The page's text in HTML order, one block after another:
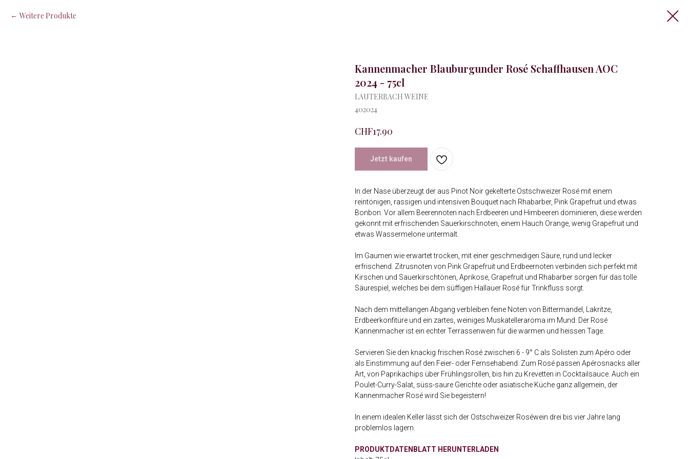
Weitere Produkte
Kannenmacher Blauburgunder Rosé Schaffhausen AOC
2024 - 75cl
LAUTERBACH WEINE
402024
CHF17.90
Jetzt kaufen
In der Nase überzeugt der aus Pinot Noir gekelterte Ostschweizer Rosé mit einem
reintönigen, rassigen und intensiven Bouquet nach Rhabarber, Pink Grapefruit und etwas
Bonbon. Vor allem Beerennoten nach Erdbeeren und Himbeeren dominieren, diese werden
gekonnt mit erfrischenden Sauerkirschnoten, einem Hauch Orange, wenig Grapefruit und
etwas Wassermelone untermalt.
Im Gaumen wie erwartet trocken, mit einer geschmeidigen Säure, rund und lecker
erfrischend. Zitrusnoten von Pink Grapefruit und Erdbeernoten verbinden sich perfekt mit
Kirschen und Sauerkirschtönen, Aprikose, Grapefruit und Rhabarber sorgen für das tolle
Säurespiel, welches bei dem süffigen Hallauer Rosé für Trinkfluss sorgt.
Nach dem mittellangen Abgang verbleiben feine Noten von Bittermandel, Lakritze,
Erdbeerkonfitüre und ein zartes, weiniges Muskatelleraroma im Mund. Der Rosé
Kannenmacher ist ein echter Terrassenwein für die warmen und heissen Tage.
Servieren Sie den knackig frischen Rosé zwischen 6 - 9° C als Solisten zum Apéro oder
als Einstimmung auf den Feier- oder Fernsehabend. Zum Rosé passen Apérosnacks aller
Art, von Paprikachips über Frühlingsrollen, bis hin zu Krevetten in Cocktailsauce. Auch ein
Poulet-Curry-Salat, süss-saure Gerichte oder asiatische Küche ganz allgemein, der
Kannenmacher Rosé wird Sie begeistern!
In einem idealen Keller lässt sich der Ostschweizer Roséwein drei bis vier Jahre lang
problemlos lagern.
PRODUKTDATENBLATT HERUNTERLADEN